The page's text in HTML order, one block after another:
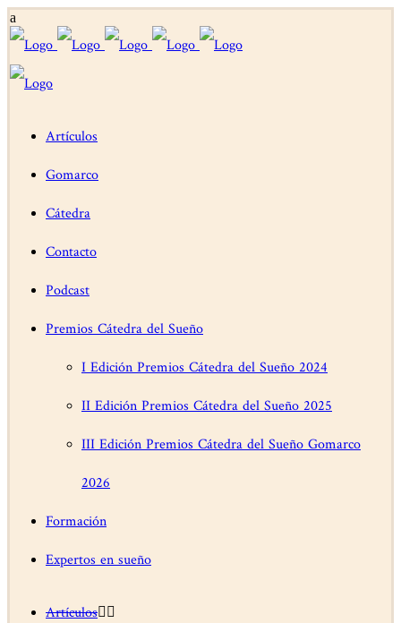
Artículos
Gomarco
Cátedra
Contacto
Podcast
Premios Cátedra del Sueño
I Edición Premios Cátedra del Sueño 2024
II Edición Premios Cátedra del Sueño 2025
III Edición Premios Cátedra del Sueño Gomarco
2026
Formación
Expertos en sueño
Artículos